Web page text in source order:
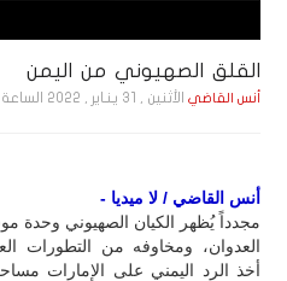
القلق الصهيوني من اليمن
أنس القاضي الأثنين , 31 يـنـاير , 2022 الساعة 6:12:40 PM
أنس القاضي / لا ميديا -
مجدداً يُظهر الكيان الصهيوني وحدة
العدوان، ومخاوفه من التطورات
أخذ الرد اليمني على الإمارات